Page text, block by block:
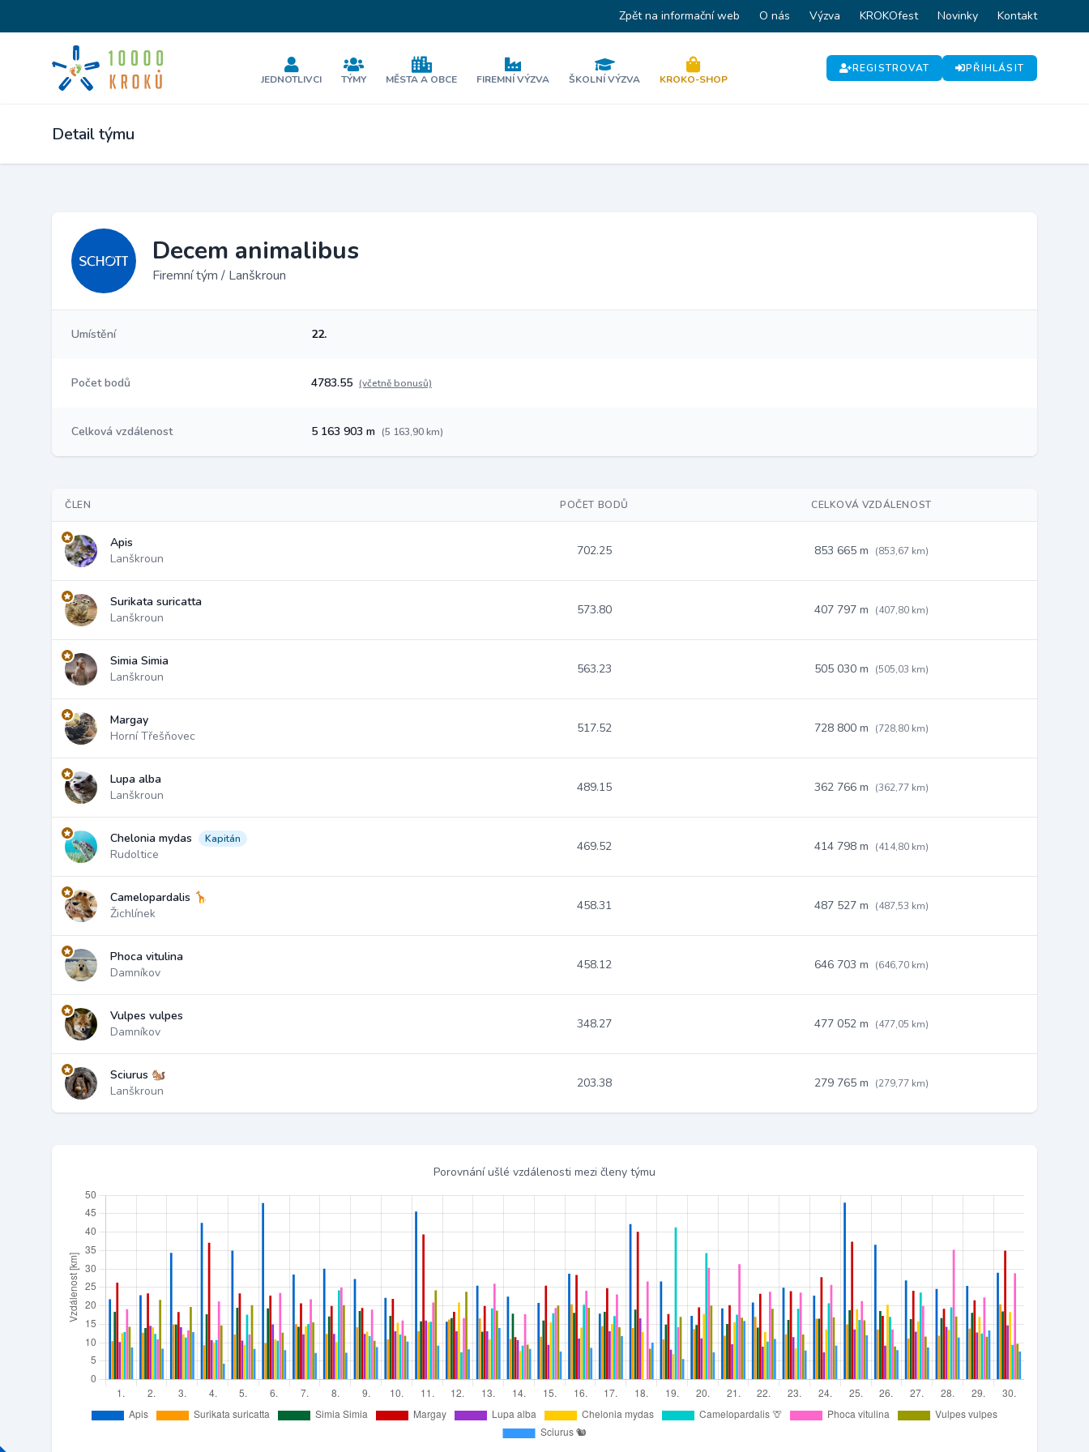
Zpět na informační web O nás Výzva KROKOfest Novinky Kontakt
JEDNOTLIVCI TÝMY MĚSTA A OBCE FIREMNÍ VÝZVA ŠKOLNÍ VÝZVA KROKO-SHOP
REGISTROVAT PŘIHLÁSIT
Detail týmu
Decem animalibus
Firemní tým / Lanškroun
Umístění 22.
Počet bodů 4783.55 (včetně bonusů)
Celková vzdálenost 5 163 903 m (5 163,90 km)
ČLEN POČET BODŮ CELKOVÁ VZDÁLENOST
Apis
Lanškroun
702.25 853 665 m (853,67 km)
Surikata suricatta
Lanškroun
573.80 407 797 m (407,80 km)
Simia Simia
Lanškroun
563.23 505 030 m (505,03 km)
Margay
Horní Třešňovec
517.52 728 800 m (728,80 km)
Lupa alba
Lanškroun
489.15 362 766 m (362,77 km)
Chelonia mydas Kapitán
Rudoltice
469.52 414 798 m (414,80 km)
Camelopardalis 🦒
Žichlínek
458.31 487 527 m (487,53 km)
Phoca vitulina
Damníkov
458.12 646 703 m (646,70 km)
Vulpes vulpes
Damníkov
348.27 477 052 m (477,05 km)
Sciurus 🐿️
Lanškroun
203.38 279 765 m (279,77 km)
Porovnání ušlé vzdálenosti mezi členy týmu